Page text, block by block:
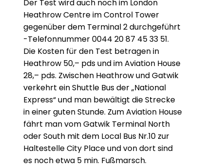
Der Test wird auch noch im London
Heathrow Centre im Control Tower
gegenüber dem Terminal 2 durchgeführt
-Telefonnummer 0044 20 87 45 33 51.
Die Kosten für den Test betragen in
Heathrow 50,– pds und im Aviation House
28,– pds. Zwischen Heathrow und Gatwik
verkehrt ein Shuttle Bus der „National
Express“ und man bewältigt die Strecke
in einer guten Stunde. Zum Aviation House
fährt man vom Gatwik Terminal North
oder South mit dem Local Bus Nr.10 zur
Haltestelle City Place und von dort sind
es noch etwa 5 min. Fußmarsch.